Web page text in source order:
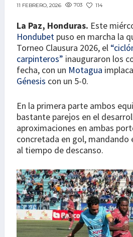
11 FEBRERO, 2026 703 114
La Paz, Honduras. Este
Hondubet puso en marcha la
Torneo Clausura 2026, el
carpinteros” inauguraron los
fecha, con un Motagua
Génesis con un 5-0.
En la primera parte ambos
bastante parejos en el
aproximaciones en ambas
concretada en gol,
al tiempo de descanso.